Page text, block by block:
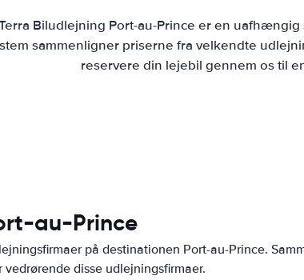
Biludlejning Port-au-Prince er en
sammenligner priserne fra velkendte
reservere din lejebil gennem os til
au-Prince
på destinationen Port-au-Prince.
disse udlejningsfirmaer.